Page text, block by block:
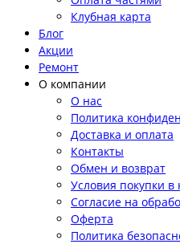
Клубная карта
Блог
Акции
Ремонт
О компании
О нас
Политика
Доставка и оплата
Контакты
Обмен и возврат
Условия покупки в
Согласие на
Оферта
Политика